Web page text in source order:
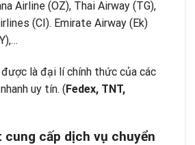
Airline (OZ), Thai Airway (TG),
(CI). Emirate Airway (Ek)
là đại lí chính thức của các
uy tín. (Fedex, TNT,
cấp dịch vụ chuyển